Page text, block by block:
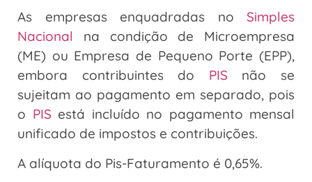
As empresas enquadradas no Simples
Nacional na condição de Microempresa
(ME) ou Empresa de Pequeno Porte (EPP),
embora contribuintes do PIS não se
sujeitam ao pagamento em separado, pois
o PIS está incluído no pagamento mensal
unificado de impostos e contribuições.
A alíquota do Pis-Faturamento é 0,65%.